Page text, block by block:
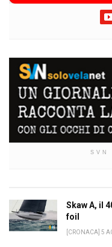
SVN
Skaw A, il
foil
[CRONACA] 5